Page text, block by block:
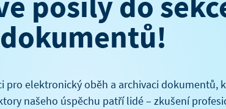
dokumentů!
elektronický oběh a archivaci dokumentů,
našeho úspěchu patří lidé – zkušení